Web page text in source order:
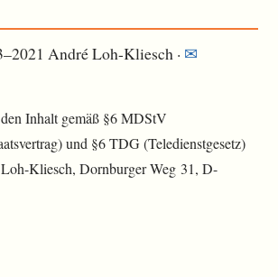
André Loh-Kliesch · ✉︎
Inhalt gemäß §6 MDStV
und §6 TDG (Teledienstgesetz)
Kliesch, Dornburger Weg 31, D-